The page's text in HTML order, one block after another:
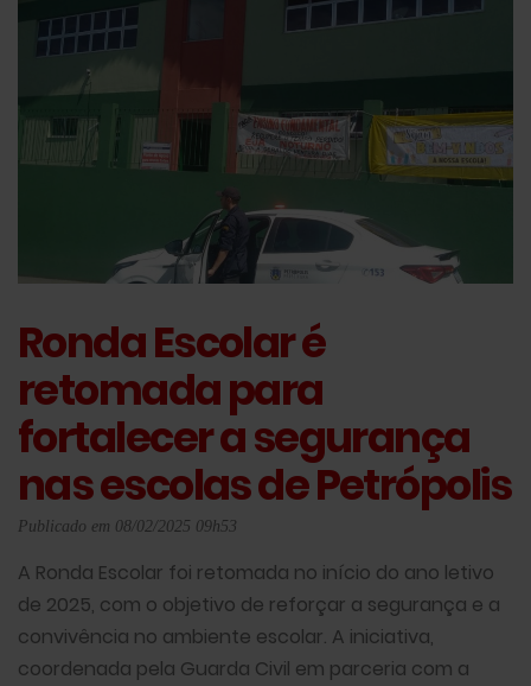
Ronda Escolar é
retomada para
fortalecer a segurança
nas escolas de Petrópolis
Publicado em 08/02/2025 09h53
A Ronda Escolar foi retomada no início do ano letivo
de 2025, com o objetivo de reforçar a segurança e a
convivência no ambiente escolar. A iniciativa,
coordenada pela Guarda Civil em parceria com a